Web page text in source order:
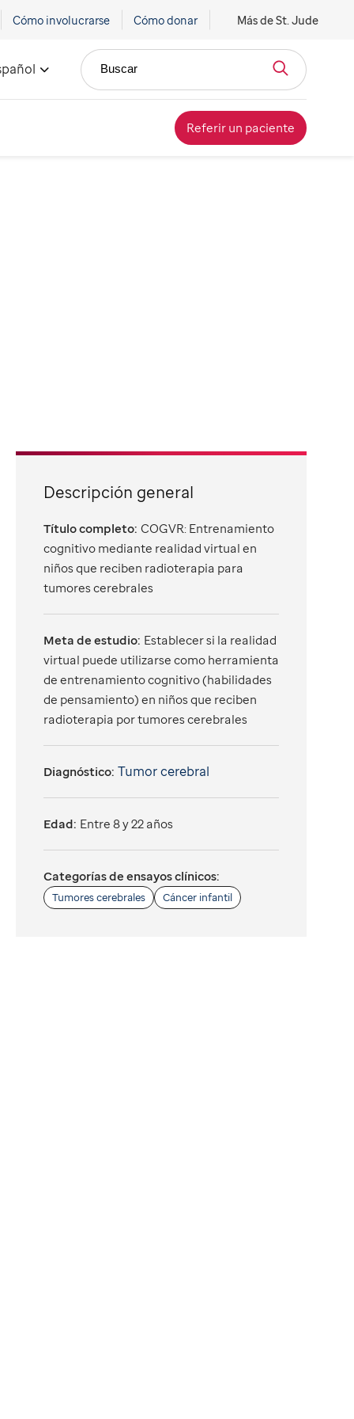
Cómo involucrarse Cómo donar Más de St. Jude
Buscar
Referir un paciente
Descripción general
Título completo: COGVR: Entrenamiento
cognitivo mediante realidad virtual en
niños que reciben radioterapia para
tumores cerebrales
Meta de estudio: Establecer si la realidad
virtual puede utilizarse como herramienta
de entrenamiento cognitivo (habilidades
de pensamiento) en niños que reciben
radioterapia por tumores cerebrales
Diagnóstico: Tumor cerebral
Edad: Entre 8 y 22 años
Categorías de ensayos clínicos:
Tumores cerebrales Cáncer infantil